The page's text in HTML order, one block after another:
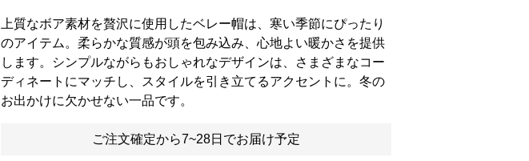
上質なボア素材を贅沢に使用したベレー帽は、寒い季節にぴったり
のアイテム。柔らかな質感が頭を包み込み、心地よい暖かさを提供
します。シンプルながらもおしゃれなデザインは、さまざまなコー
ディネートにマッチし、スタイルを引き立てるアクセントに。冬の
お出かけに欠かせない一品です。
ご注文確定から7~28日でお届け予定